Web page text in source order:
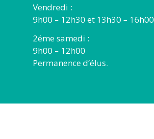
Vendredi :
9h00 – 12h30 et 13h30 – 16h00
2éme samedi :
9h00 – 12h00
Permanence d’élus.